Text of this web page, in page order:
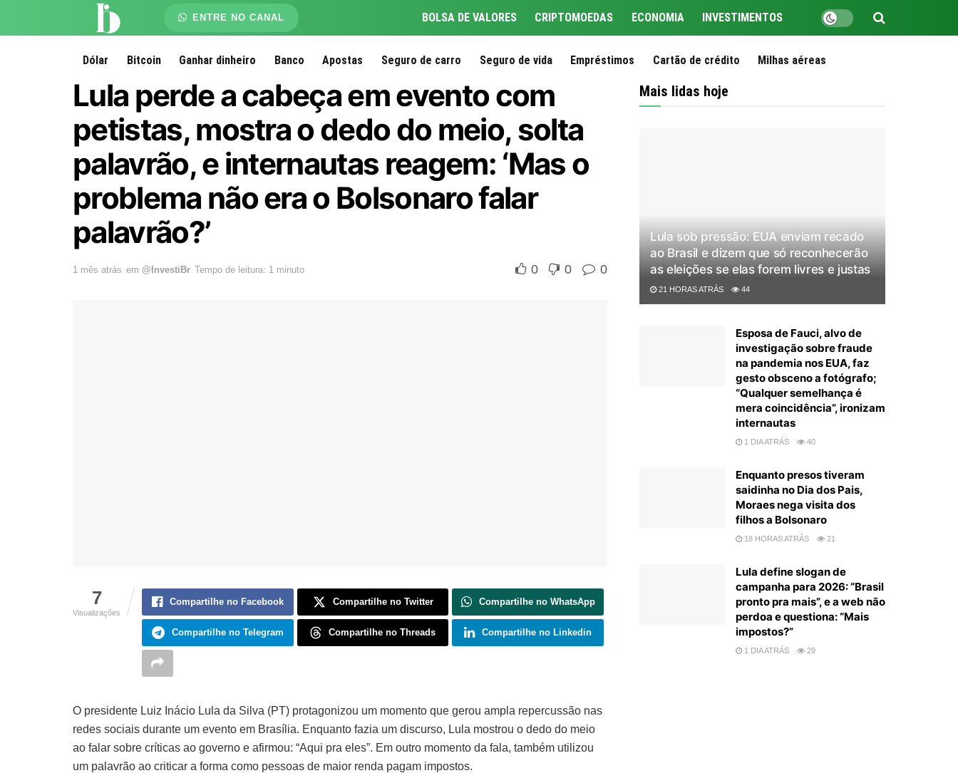
ENTRE NO CANAL BOLSA DE VALORES CRIPTOMOEDAS ECONOMIA INVESTIMENTOS
Dólar Bitcoin Ganhar dinheiro Banco Apostas Seguro de carro Seguro de vida Empréstimos Cartão de crédito Milhas aéreas
Lula perde a cabeça em evento com
petistas, mostra o dedo do meio, solta
palavrão, e internautas reagem: ‘Mas o
problema não era o Bolsonaro falar
palavrão?’
1 mês atrás em @InvestiBr Tempo de leitura: 1 minuto 0 0 0
7
Visualizações
Compartilhe no Facebook Compartilhe no Twitter Compartilhe no WhatsApp
Compartilhe no Telegram Compartilhe no Threads Compartilhe no Linkedin
O presidente Luiz Inácio Lula da Silva (PT) protagonizou um momento que gerou ampla repercussão nas
redes sociais durante um evento em Brasília. Enquanto fazia um discurso, Lula mostrou o dedo do meio
ao falar sobre críticas ao governo e afirmou: “Aqui pra eles”. Em outro momento da fala, também utilizou
um palavrão ao criticar a forma como pessoas de maior renda pagam impostos.
Mais lidas hoje
Lula sob pressão: EUA enviam recado
ao Brasil e dizem que só reconhecerão
as eleições se elas forem livres e justas
21 HORAS ATRÁS 44
Esposa de Fauci, alvo de
investigação sobre fraude
na pandemia nos EUA, faz
gesto obsceno a fotógrafo;
“Qualquer semelhança é
mera coincidência”, ironizam
internautas
1 DIA ATRÁS 40
Enquanto presos tiveram
saidinha no Dia dos Pais,
Moraes nega visita dos
filhos a Bolsonaro
18 HORAS ATRÁS 21
Lula define slogan de
campanha para 2026: “Brasil
pronto pra mais”, e a web não
perdoa e questiona: “Mais
impostos?”
1 DIA ATRÁS 29